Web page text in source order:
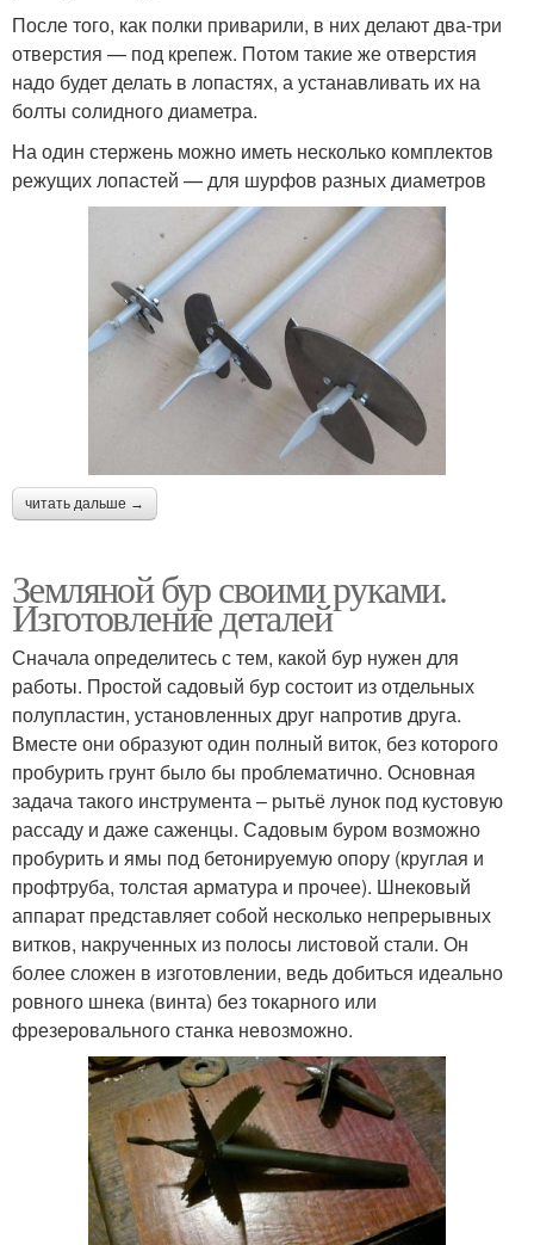
После того, как полки приварили, в них делают два-три
отверстия — под крепеж. Потом такие же отверстия
надо будет делать в лопастях, а устанавливать их на
болты солидного диаметра.
На один стержень можно иметь несколько комплектов
режущих лопастей — для шурфов разных диаметров
читать дальше →
Земляной бур своими руками.
Изготовление деталей
Сначала определитесь с тем, какой бур нужен для
работы. Простой садовый бур состоит из отдельных
полупластин, установленных друг напротив друга.
Вместе они образуют один полный виток, без которого
пробурить грунт было бы проблематично. Основная
задача такого инструмента – рытьё лунок под кустовую
рассаду и даже саженцы. Садовым буром возможно
пробурить и ямы под бетонируемую опору (круглая и
профтруба, толстая арматура и прочее). Шнековый
аппарат представляет собой несколько непрерывных
витков, накрученных из полосы листовой стали. Он
более сложен в изготовлении, ведь добиться идеально
ровного шнека (винта) без токарного или
фрезеровального станка невозможно.